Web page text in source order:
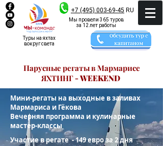
+7 (495) 003-69-45 RU
Туры на яхтах
вокруг света
Мы провели 365 туров
за 12 лет работы
Парусные регаты в Мармарисе
ЯХТИНГ - WEEKEND
Мини-регаты на выходные в заливах
Мармариса и Гёкова
Вечерняя программа и кулинарные
мастер-классы
Участие в регате - 149 евро за 2 дня